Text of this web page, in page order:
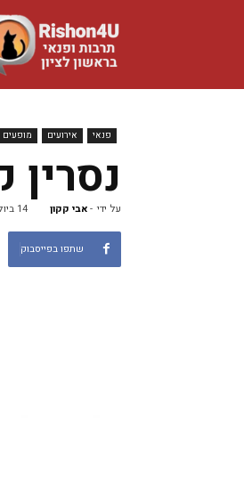
פנאי אירועים מופעים
על ידי אבי קקון- 14 ביולי 2018
שתפו בפייסבוק